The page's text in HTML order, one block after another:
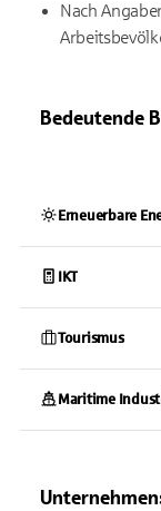
Nach
Bedeutende
Erneuerbare
IKT
Tourismus
Maritime